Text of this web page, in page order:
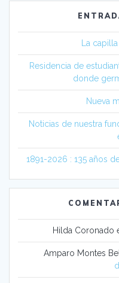
La
Residencia de
donde
Nueva
Noticias de nuestra
1891-2026 : 135 años
Hilda Coronado
Amparo Montes